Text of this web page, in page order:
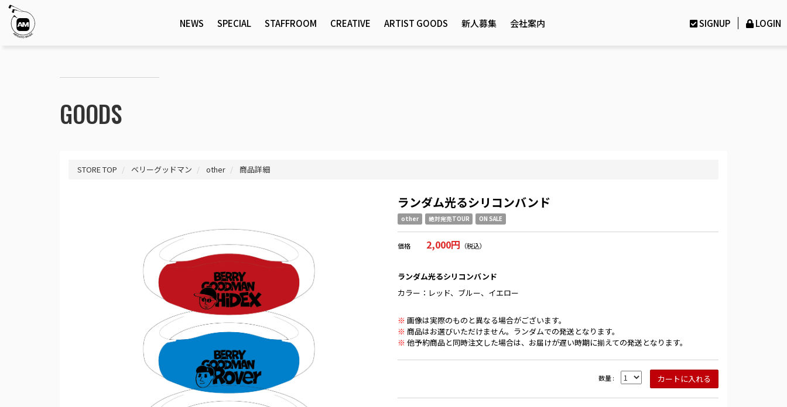
NEWS SPECIAL STAFFROOM CREATIVE ARTIST GOODS 新人募集 会社案内 SIGNUP LOGIN
GOODS
STORE TOP ベリーグッドマン other 商品詳細
ランダム光るシリコンバンド
other 絶対完売TOUR ON SALE
価格 2,000円 （税込）
ランダム光るシリコンバンド
カラー：レッド、ブルー、イエロー
※ 画像は実際のものと異なる場合がございます。
※ 商品はお選びいただけません。ランダムでの発送となります。
※ 他予約商品と同時注文した場合は、お届けが遅い時期に揃えての発送となります。
数量 :